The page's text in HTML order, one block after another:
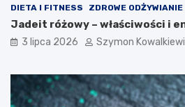
DIETA I FITNESS ZDROWE ODŻYWIANIE
Jadeit różowy – właściwości i
3 lipca 2026 Szymon